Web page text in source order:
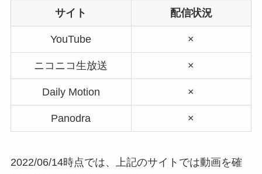
サイト 配信状況
YouTube ×
ニコニコ生放送 ×
Daily Motion ×
Panodra ×
2022/06/14時点では、上記のサイトでは動画を確